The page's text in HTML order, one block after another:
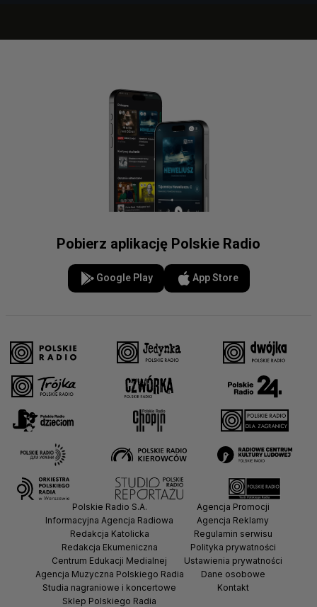
Pobierz aplikację Polskie Radio
Google Play App Store
Polskie Radio S.A.
Informacyjna Agencja Radiowa
Redakcja Katolicka
Redakcja Ekumeniczna
Centrum Edukacji Medialnej
Agencja Muzyczna Polskiego Radia
Studia nagraniowe i koncertowe
Sklep Polskiego Radia
Agencja Promocji
Agencja Reklamy
Regulamin serwisu
Polityka prywatności
Ustawienia prywatności
Dane osobowe
Kontakt